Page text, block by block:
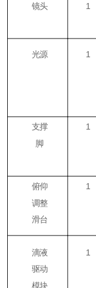
镜头 1
光源 1
支撑
脚
1
俯仰
调整
滑台
1
滴液
驱动
模块
1